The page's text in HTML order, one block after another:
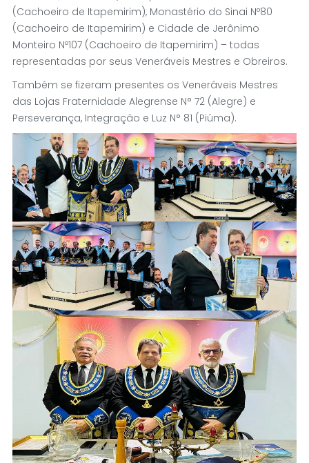
(Cachoeiro de Itapemirim), Monastério do Sinai Nº80
(Cachoeiro de Itapemirim) e Cidade de Jerônimo
Monteiro Nº107 (Cachoeiro de Itapemirim) – todas
representadas por seus Veneráveis Mestres e Obreiros.
Também se fizeram presentes os Veneráveis Mestres
das Lojas Fraternidade Alegrense N° 72 (Alegre) e
Perseverança, Integração e Luz N° 81 (Piúma).